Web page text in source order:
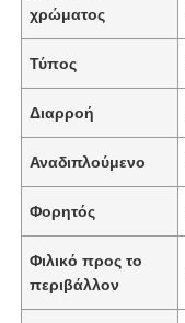
χρώματος
Τύπος
Διαρροή
Αναδιπλούμενο
Φορητός
Φιλικό προς το
περιβάλλον